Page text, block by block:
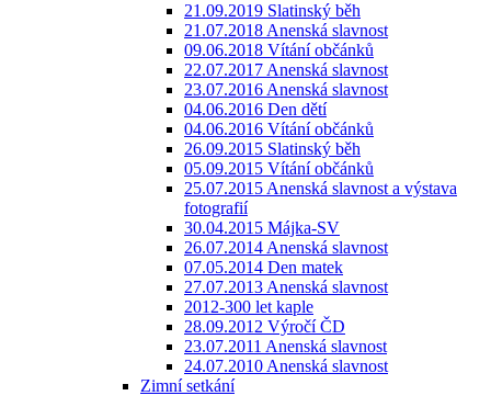
21.09.2019 Slatinský běh
21.07.2018 Anenská slavnost
09.06.2018 Vítání občánků
22.07.2017 Anenská slavnost
23.07.2016 Anenská slavnost
04.06.2016 Den dětí
04.06.2016 Vítání občánků
26.09.2015 Slatinský běh
05.09.2015 Vítání občánků
25.07.2015 Anenská slavnost a výstava
fotografií
30.04.2015 Májka-SV
26.07.2014 Anenská slavnost
07.05.2014 Den matek
27.07.2013 Anenská slavnost
2012-300 let kaple
28.09.2012 Výročí ČD
23.07.2011 Anenská slavnost
24.07.2010 Anenská slavnost
Zimní setkání